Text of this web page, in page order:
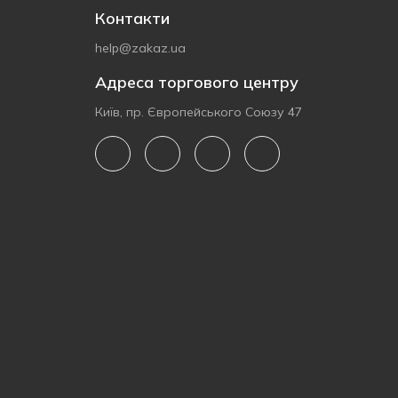
Контакти
help@zakaz.ua
Адреса торгового центру
Київ, пр. Європейського Союзу 47